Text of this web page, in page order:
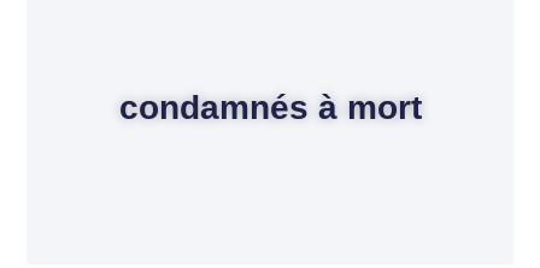
condamnés à mort